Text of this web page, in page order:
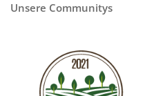
Unsere Communitys